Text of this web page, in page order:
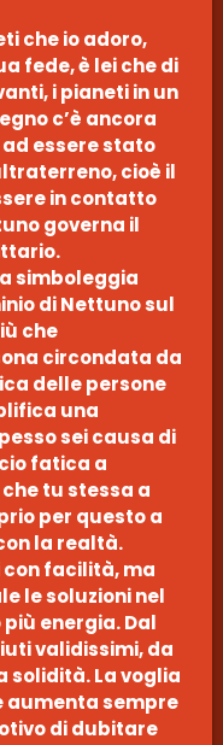
che io adoro,
fede, è lei che di
i pianeti in un
c’è ancora
essere stato
cioè il
in contatto
governa il
simboleggia
di Nettuno sul
che
circondata da
delle persone
una
sei causa di
fatica a
tu stessa a
per questo a
la realtà.
facilità, ma
le soluzioni nel
energia. Dal
validissimi, da
solidità. La voglia
sempre
di dubitare